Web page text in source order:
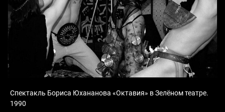
Спектакль Бориса Юхананова «Октавия» в Зелёном театре.
1990